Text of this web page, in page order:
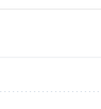
кухнях,